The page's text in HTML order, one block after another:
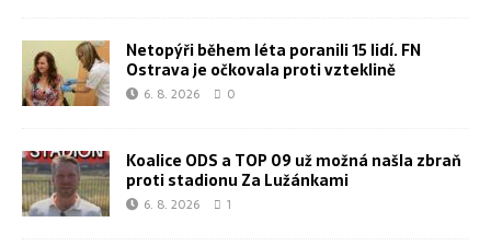
Netopýři během léta poranili 15 lidí. FN
Ostrava je očkovala proti vzteklině
6. 8. 2026 0
Koalice ODS a TOP 09 už možná našla zbraň
proti stadionu Za Lužánkami
6. 8. 2026 1